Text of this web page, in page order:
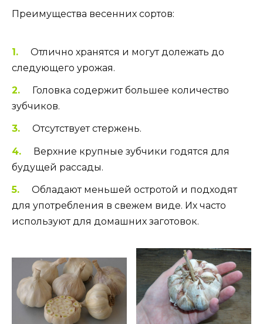
Преимущества весенних сортов:
Отлично хранятся и могут долежать до
следующего урожая.
Головка содержит большее количество
зубчиков.
Отсутствует стержень.
Верхние крупные зубчики годятся для
будущей рассады.
Обладают меньшей остротой и подходят
для употребления в свежем виде. Их часто
используют для домашних заготовок.